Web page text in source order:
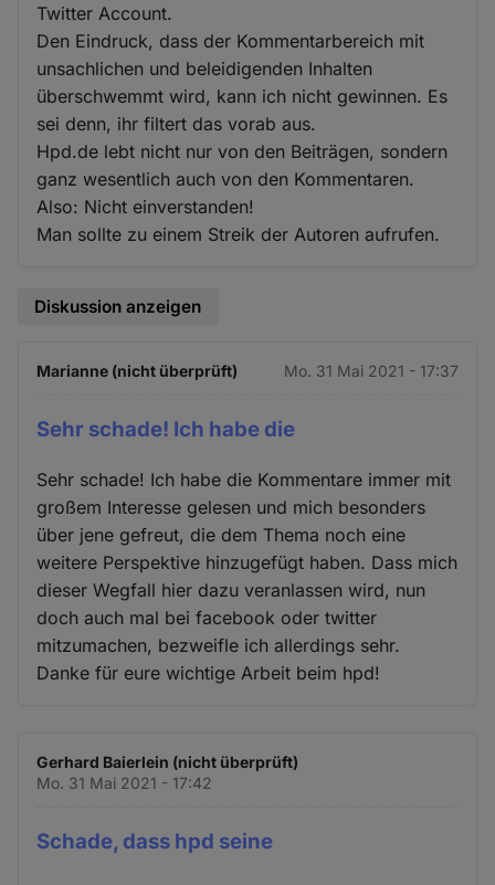
Twitter Account.
Den Eindruck, dass der Kommentarbereich mit
unsachlichen und beleidigenden Inhalten
überschwemmt wird, kann ich nicht gewinnen. Es
sei denn, ihr filtert das vorab aus.
Hpd.de lebt nicht nur von den Beiträgen, sondern
ganz wesentlich auch von den Kommentaren.
Also: Nicht einverstanden!
Man sollte zu einem Streik der Autoren aufrufen.
Diskussion anzeigen
Marianne (nicht überprüft) Mo. 31 Mai 2021 - 17:37
Sehr schade! Ich habe die
Sehr schade! Ich habe die Kommentare immer mit
großem Interesse gelesen und mich besonders
über jene gefreut, die dem Thema noch eine
weitere Perspektive hinzugefügt haben. Dass mich
dieser Wegfall hier dazu veranlassen wird, nun
doch auch mal bei facebook oder twitter
mitzumachen, bezweifle ich allerdings sehr.
Danke für eure wichtige Arbeit beim hpd!
Gerhard Baierlein (nicht überprüft)
Mo. 31 Mai 2021 - 17:42
Schade, dass hpd seine